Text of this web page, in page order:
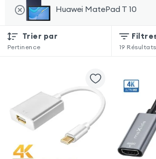
Huawei MatePad T 10
Trier par
Pertinence 19 Résultats